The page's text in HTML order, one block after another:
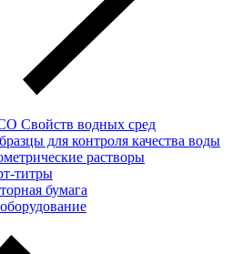
Свойств водных сред
для контроля качества воды
растворы
титры
бумага